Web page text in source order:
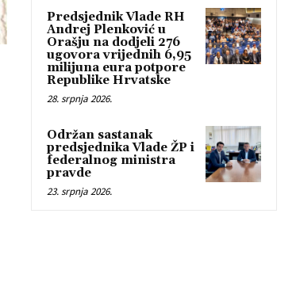
Predsjednik Vlade RH
Andrej Plenković u
Orašju na dodjeli 276
ugovora vrijednih 6,95
milijuna eura potpore
Republike Hrvatske
28. srpnja 2026.
Održan sastanak
predsjednika Vlade ŽP i
federalnog ministra
pravde
23. srpnja 2026.